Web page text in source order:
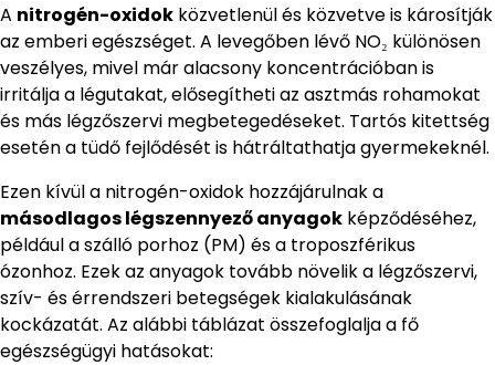
A nitrogén-oxidok közvetlenül és közvetve is károsítják
az emberi egészséget. A levegőben lévő NO₂ különösen
veszélyes, mivel már alacsony koncentrációban is
irritálja a légutakat, elősegítheti az asztmás rohamokat
és más légzőszervi megbetegedéseket. Tartós kitettség
esetén a tüdő fejlődését is hátráltathatja gyermekeknél.
Ezen kívül a nitrogén-oxidok hozzájárulnak a
másodlagos légszennyező anyagok képződéséhez,
például a szálló porhoz (PM) és a troposzférikus
ózonhoz. Ezek az anyagok tovább növelik a légzőszervi,
szív- és érrendszeri betegségek kialakulásának
kockázatát. Az alábbi táblázat összefoglalja a fő
egészségügyi hatásokat: